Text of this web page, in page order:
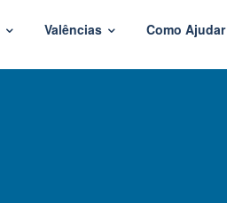
Valências Como Ajudar